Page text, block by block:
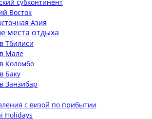
субконтинент
Восток
Азия
места отдыха
Тбилиси
Мале
Коломбо
Баку
Занзибар
с визой по прибытии
Holidays